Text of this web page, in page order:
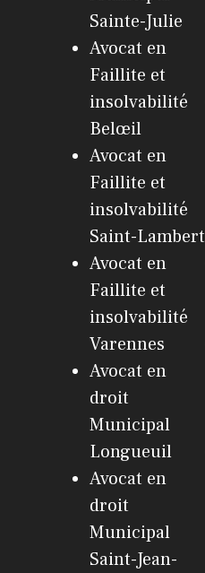
Sainte-Julie
Avocat en
Faillite et
insolvabilité
Belœil
Avocat en
Faillite et
insolvabilité
Saint-Lambert
Avocat en
Faillite et
insolvabilité
Varennes
Avocat en
droit
Municipal
Longueuil
Avocat en
droit
Municipal
Saint-Jean-